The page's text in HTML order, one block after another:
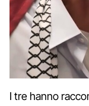
I tre hanno